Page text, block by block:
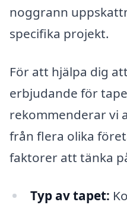
noggrann
specifika projekt.
För att hjälpa dig
erbjudande för
rekommenderar vi
från flera olika
faktorer att tänka
Typ av tapet: